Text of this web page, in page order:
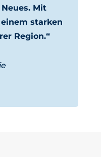
Mit
starken
Region.“